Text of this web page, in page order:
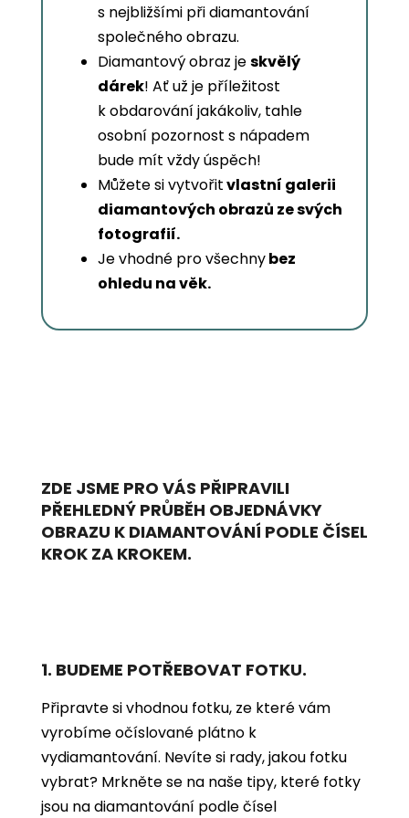
s nejbližšími při diamantování
společného obrazu.
Diamantový obraz jeskvělý
dárek! Ať už je příležitost
k obdarování jakákoliv, tahle
osobní pozornost s nápadem
bude mít vždy úspěch!
Můžete si vytvořitvlastní galerii
diamantových obrazů ze svých
fotografií.
Je vhodné pro všechnybez
ohledu na věk.
ZDE JSME PRO VÁS PŘIPRAVILI
PŘEHLEDNÝ PRŮBĚH OBJEDNÁVKY
OBRAZU K DIAMANTOVÁNÍ PODLE ČÍSEL
KROK ZA KROKEM.
1. BUDEME POTŘEBOVAT FOTKU.
Připravte si vhodnou fotku, ze které vám
vyrobíme očíslované plátno k
vydiamantování. Nevíte si rady, jakou fotku
vybrat? Mrkněte se na naše tipy, které fotky
jsou na diamantování podle čísel